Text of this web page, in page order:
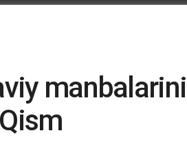
manbalarini